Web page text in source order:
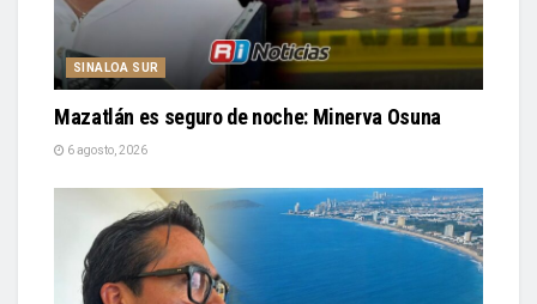
SINALOA SUR
Mazatlán es seguro de noche: Minerva Osuna
6 agosto, 2026